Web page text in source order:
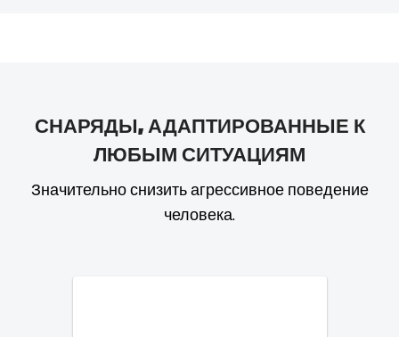
СНАРЯДЫ, АДАПТИРОВАННЫЕ К
ЛЮБЫМ СИТУАЦИЯМ
Значительно снизить агрессивное поведение
человека.